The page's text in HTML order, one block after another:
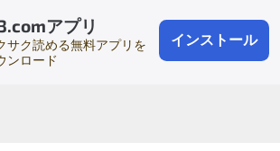
アプリ
サク読める無料アプリを
ンロード
インストール
会員登録
登録1分